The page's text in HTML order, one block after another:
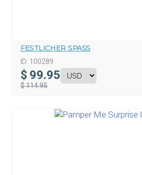
FESTLICHER SPASS
ID: 100289
$ 99.95
$ 114.95